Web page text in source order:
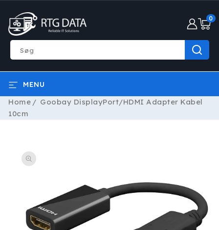
INDHOLD
Søg
0
varer
MENU
Home
Goobay DisplayPort/HDMI Adapter Kabel
10cm